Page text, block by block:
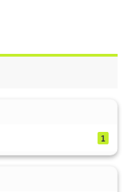
1